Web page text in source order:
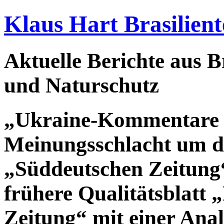
Klaus Hart
Aktuelle Berichte aus
und Naturschutz
„Ukraine-
Meinungsschlacht um
„Süddeutschen
frühere Qualitätsblatt
Zeitung“ mit einer